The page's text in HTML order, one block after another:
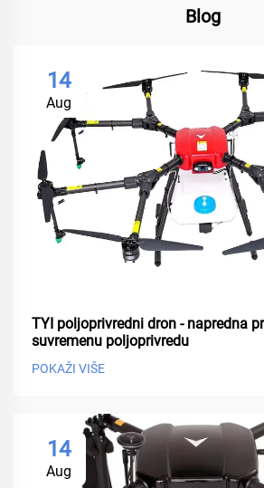
Blog
14
Aug
TYI poljoprivredni dron - napredna
suvremenu poljoprivredu
POKAŽI VIŠE
14
Aug